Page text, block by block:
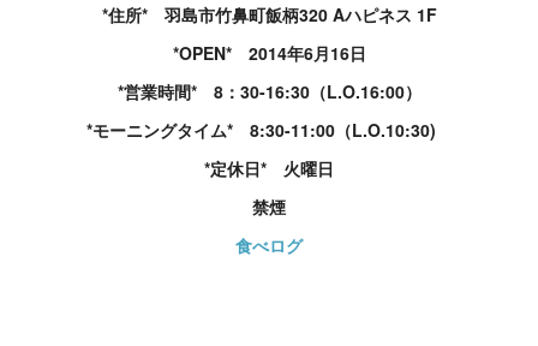
*住所* 羽島市竹鼻町飯柄320 Aハピネス 1F
*OPEN* 2014年6月16日
*営業時間* 8：30-16:30（L.O.16:00）
*モーニングタイム* 8:30-11:00（L.O.10:30)
*定休日* 火曜日
禁煙
食べログ